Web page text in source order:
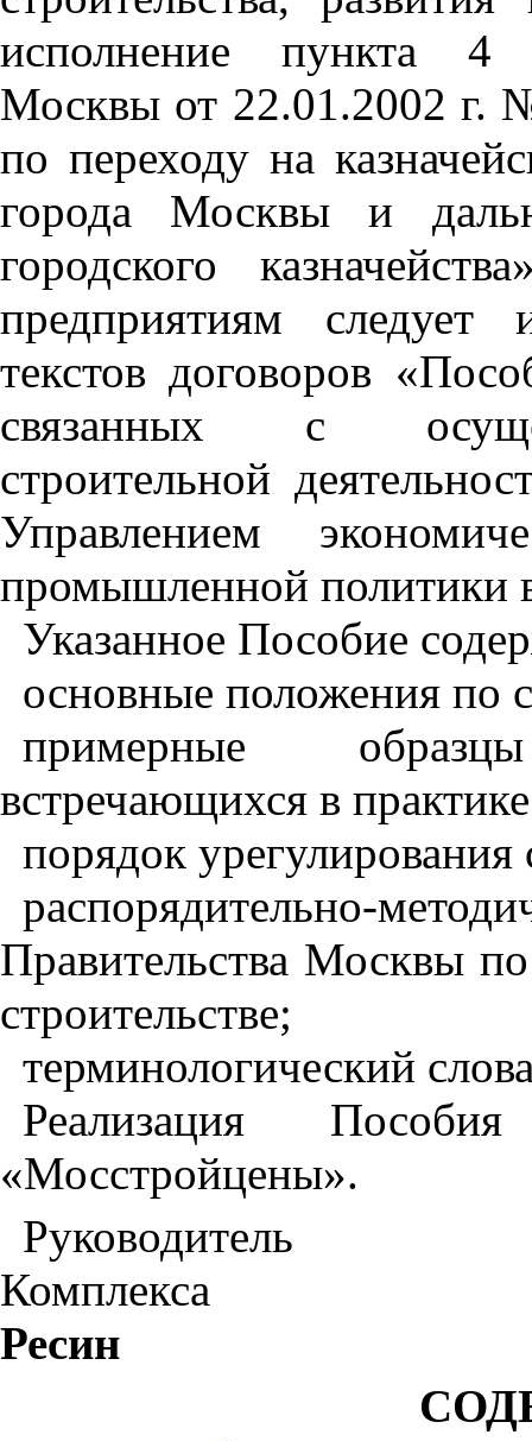
исполнение пункта 4
Москвы от 22.01.2002 г.
по переходу на
города Москвы и
городского
предприятиям следует
текстов договоров
связанных с
строительной
Управлением
промышленной политики
Указанное Пособие
основные положения по
примерные
встречающихся в
порядок урегулирования
распорядительно-
Правительства Москвы
строительстве;
терминологический
Реализация
«Мосстройцены».
Руководитель
Комплекса
Ресин